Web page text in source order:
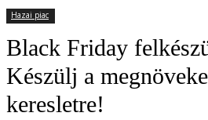
Hazai piac
Black Friday
Készülj a
keresletre!